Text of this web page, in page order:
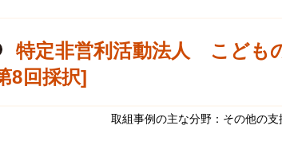
特定非営利活動法人 こども
8回採択]
取組事例の主な分野：その他の支